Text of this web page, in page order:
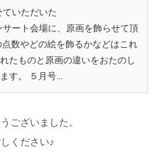
ていただいた
ート会場に、原画を飾らせて頂
数やどの絵を飾るかなどはこれ
たものと原画の違いをおたのし
す。 ５月号...
ございました。
ください♪